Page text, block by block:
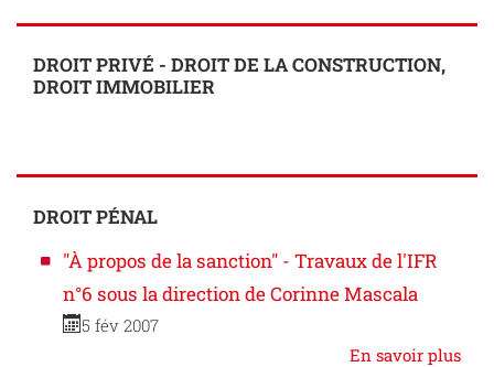
DROIT PRIVÉ - DROIT DE LA CONSTRUCTION,
DROIT IMMOBILIER
DROIT PÉNAL
"À propos de la sanction" - Travaux de l'IFR
n°6 sous la direction de Corinne Mascala
5 fév 2007
En savoir plus